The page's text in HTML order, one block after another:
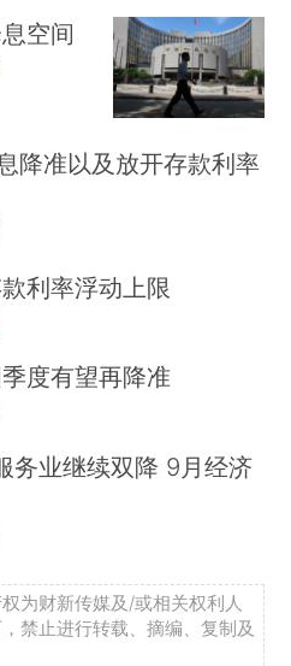
空间
降准以及放开存款利率
利率浮动上限
度有望再降准
务业继续双降 9月经济
为财新传媒及/或相关权利人
禁止进行转载、摘编、复制及